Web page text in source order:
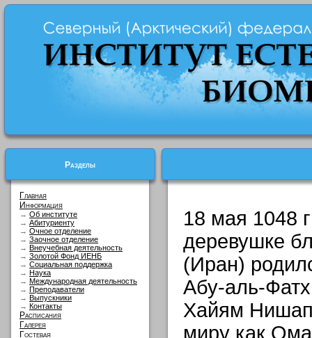
Разделы
Главная
Информация
→ Об институте
→ Абитуриенту
→ Очное отделение
→ Заочное отделение
→ Внеучебная деятельность
→ Золотой Фонд ИЕНБ
→ Социальная поддержка
→ Наука
→ Международная деятельность
→ Преподаватели
→ Выпускники
→ Контакты
Расписания
Галерея
Гостевая
18 мая 1048
деревушке
(Иран)
Абу-аль-
Хайям
миру как